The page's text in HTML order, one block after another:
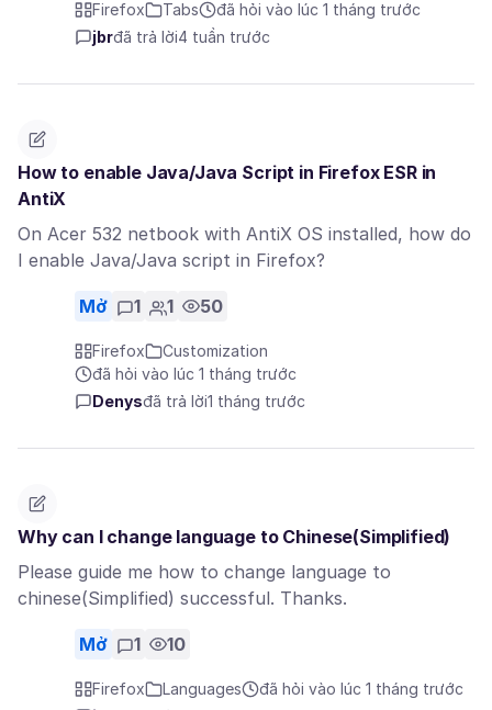
Firefox Tabs
đã hỏi vào lúc 1 tháng trước
jbrđã trả lời4 tuần trước
How to enable Java/Java Script in Firefox ESR in
AntiX
On Acer 532 netbook with AntiX OS installed, how do
I enable Java/Java script in Firefox?
Mở 1 1 50
Firefox
Customization
đã hỏi vào lúc 1 tháng trước
Denysđã trả lời1 tháng trước
Why can I change language to Chinese(Simplified)
Please guide me how to change language to
chinese(Simplified) successful. Thanks.
Mở 1 10
Firefox Languages
đã hỏi vào lúc 1 tháng trước